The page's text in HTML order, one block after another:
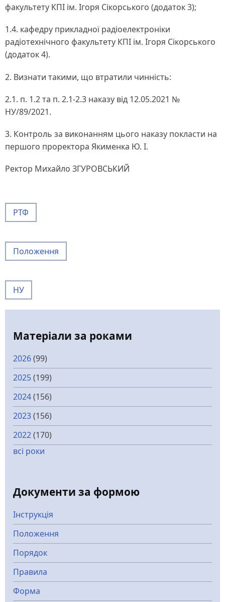
факультету КПІ ім. Ігоря Сікорського (додаток 3);
1.4. кафедру прикладної радіоелектроніки
радіотехнічного факультету КПІ ім. Ігоря Сікорського
(додаток 4).
2. Визнати такими, що втратили чинність:
2.1. п. 1.2 та п. 2.1-2.3 наказу від 12.05.2021 №
НУ/89/2021.
3. Контроль за виконанням цього наказу покласти на
першого проректора Якименка Ю. І.
Ректор Михайло ЗГУРОВСЬКИЙ
РТФ
Положення
НУ
Матеріали за роками
2026(99)
2025(199)
2024(156)
2023(156)
2022(170)
всі роки
Документи за формою
Інструкція
Положення
Порядок
Правила
Форма